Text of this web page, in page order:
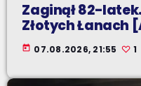
Zaginął 82-
Złotych Łanach
today 07.08.2026, 21:55 1